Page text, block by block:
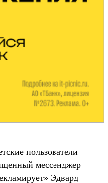
пользователи
мессенджер
Эдвард